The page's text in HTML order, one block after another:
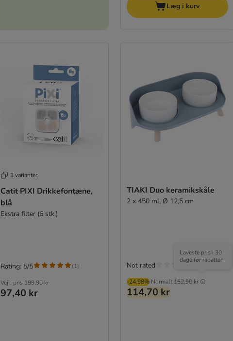
Læg i kurv
3 varianter
Catit PIXI Drikkefontæne,
blå
Ekstra filter (6 stk.)
Vejl. pris 199,90 kr
97,40 kr
Rating: 5/5 (1)
TIAKI Duo keramikskåle
2 x 450 ml, Ø 12,5 cm
-24.98% Normalt152,90 kr
Laveste pris i 30
dage før rabatten
114,70 kr
Not rated